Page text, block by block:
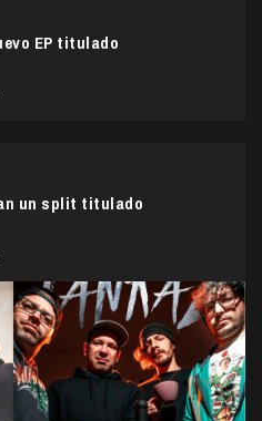
EP titulado
un split titulado